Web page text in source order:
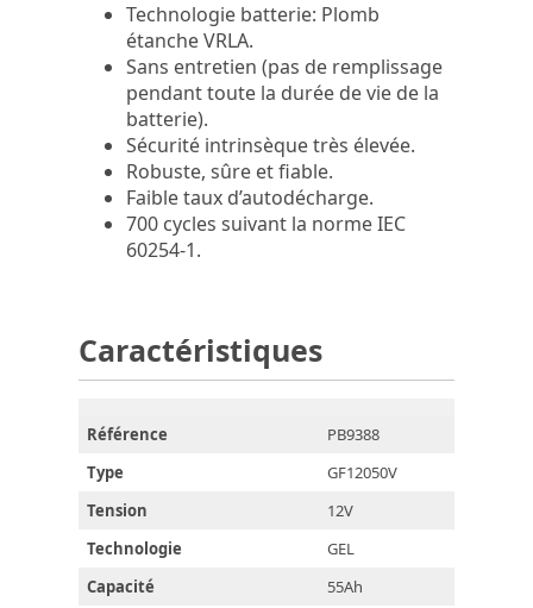
Technologie batterie: Plomb
étanche VRLA.
Sans entretien (pas de remplissage
pendant toute la durée de vie de la
batterie).
Sécurité intrinsèque très élevée.
Robuste, sûre et fiable.
Faible taux d’autodécharge.
700 cycles suivant la norme IEC
60254-1.
Caractéristiques
Référence
PB9388
Type
GF12050V
Tension
12V
Technologie
GEL
Capacité
55Ah